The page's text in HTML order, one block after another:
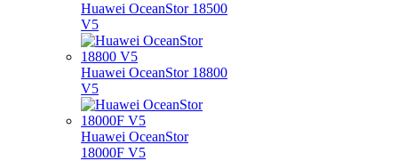
Huawei OceanStor 18500
V5
Huawei OceanStor 18800
V5
Huawei OceanStor
18000F V5